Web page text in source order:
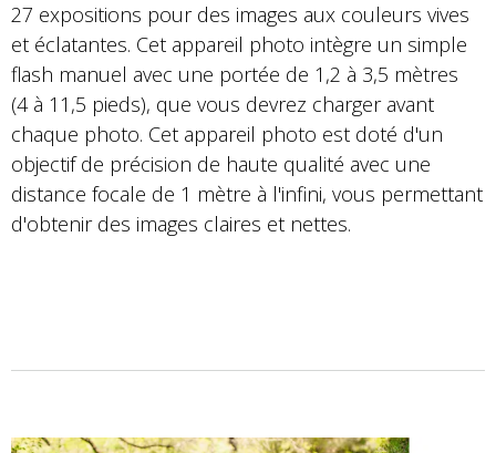
27 expositions pour des images aux couleurs vives
et éclatantes. Cet appareil photo intègre un simple
flash manuel avec une portée de 1,2 à 3,5 mètres
(4 à 11,5 pieds), que vous devrez charger avant
chaque photo. Cet appareil photo est doté d'un
objectif de précision de haute qualité avec une
distance focale de 1 mètre à l'infini, vous permettant
d'obtenir des images claires et nettes.